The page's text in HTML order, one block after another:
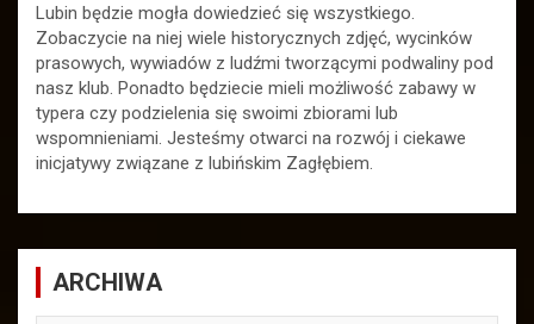
Lubin będzie mogła dowiedzieć się wszystkiego.
Zobaczycie na niej wiele historycznych zdjęć, wycinków
prasowych, wywiadów z ludźmi tworzącymi podwaliny pod
nasz klub. Ponadto będziecie mieli możliwość zabawy w
typera czy podzielenia się swoimi zbiorami lub
wspomnieniami. Jesteśmy otwarci na rozwój i ciekawe
inicjatywy związane z lubińskim Zagłębiem.
ARCHIWA